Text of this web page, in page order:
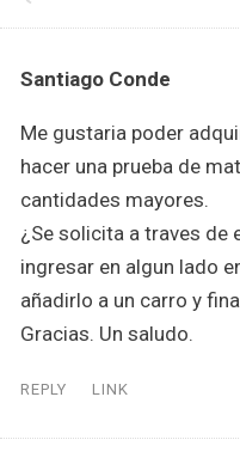
Santiago Conde
Me gustaria poder
hacer una prueba de
cantidades mayores.
¿Se solicita a traves de
ingresar en algun lado
añadirlo a un carro y
Gracias. Un saludo.
REPLY LINK